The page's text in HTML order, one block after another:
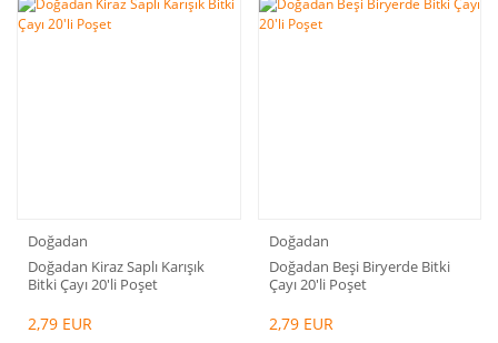
Doğadan
Doğadan Kiraz Saplı Karışık
Bitki Çayı 20'li Poşet
2,79 EUR
Doğadan
Doğadan Beşi Biryerde Bitki
Çayı 20'li Poşet
2,79 EUR